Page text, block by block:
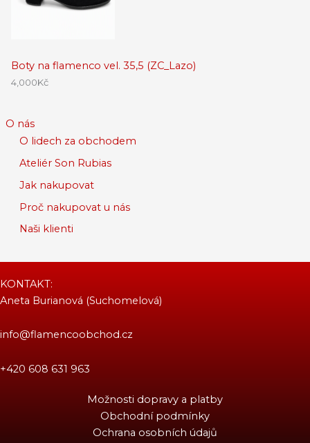
Boty na flamenco vel. 35,5 (ZC_Lazo)
4,000Kč
O nás
O lidech za obchodem
Ateliér Son Rubias
Jak nakupovat
Proč nakupovat u nás
Naši klienti
KONTAKT:
Aneta Burianová (Suchomelová)
info@flamencoobchod.cz
+420 608 631 963
Možnosti dopravy a platby
Obchodní podmínky
Ochrana osobních údajů